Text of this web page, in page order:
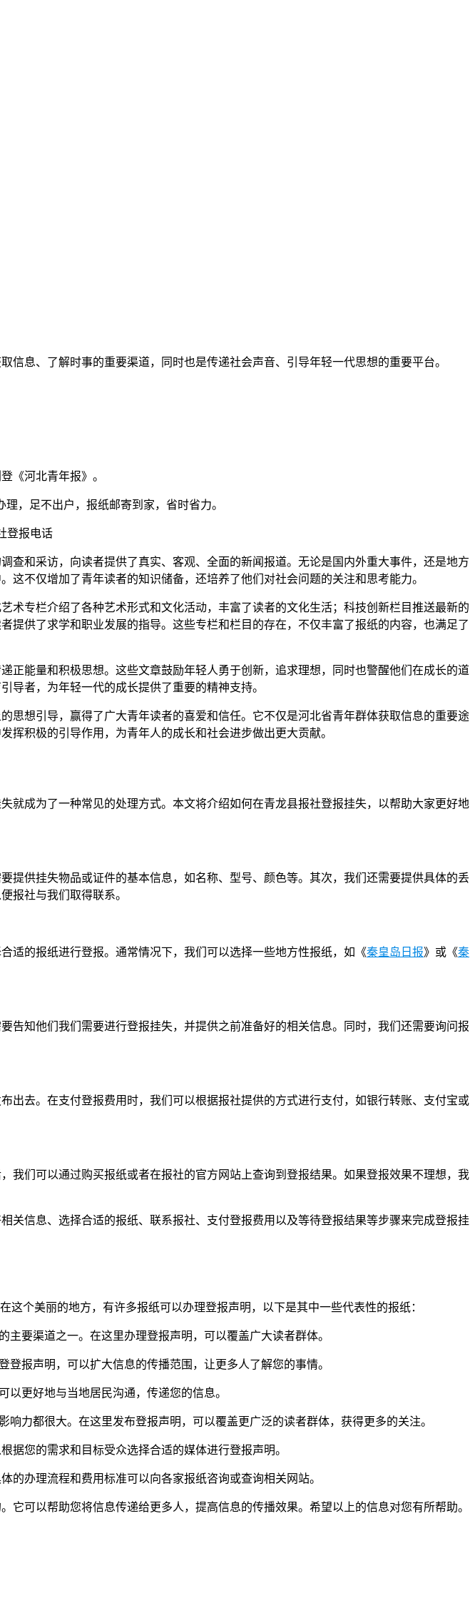
息、了解时事的重要渠道，同时也是传递社会声音、引导年轻一代思想的重要平台。
《河北青年报》。
，足不出户，报纸邮寄到家，省时省力。
和采访，向读者提供了真实、客观、全面的新闻报道。无论是国内外重大事件，还是地方
不仅增加了青年读者的知识储备，还培养了他们对社会问题的关注和思考能力。
术专栏介绍了各种艺术形式和文化活动，丰富了读者的文化生活；科技创新栏目推送最新的
供了求学和职业发展的指导。这些专栏和栏目的存在，不仅丰富了报纸的内容，也满足了
能量和积极思想。这些文章鼓励年轻人勇于创新，追求理想，同时也警醒他们在成长的道
导者，为年轻一代的成长提供了重要的精神支持。
思想引导，赢得了广大青年读者的喜爱和信任。它不仅是河北省青年群体获取信息的重要途
积极的引导作用，为青年人的成长和社会进步做出更大贡献。
成为了一种常见的处理方式。本文将介绍如何在青龙县报社登报挂失，以帮助大家更好地
供挂失物品或证件的基本信息，如名称、型号、颜色等。其次，我们还需要提供具体的丢
报社与我们取得联系。
适的报纸进行登报。通常情况下，我们可以选择一些地方性报纸，如《秦皇岛日报》或《秦
知他们我们需要进行登报挂失，并提供之前准备好的相关信息。同时，我们还需要询问报
去。在支付登报费用时，我们可以根据报社提供的方式进行支付，如银行转账、支付宝或
们可以通过购买报纸或者在报社的官方网站上查询到登报结果。如果登报效果不理想，我
关信息、选择合适的报纸、联系报社、支付登报费用以及等待登报结果等步骤来完成登报挂
个美丽的地方，有许多报纸可以办理登报声明，以下是其中一些代表性的报纸：
要渠道之一。在这里办理登报声明，可以覆盖广大读者群体。
报声明，可以扩大信息的传播范围，让更多人了解您的事情。
更好地与当地居民沟通，传递您的信息。
力都很大。在这里发布登报声明，可以覆盖更广泛的读者群体，获得更多的关注。
据您的需求和目标受众选择合适的媒体进行登报声明。
的办理流程和费用标准可以向各家报纸咨询或查询相关网站。
可以帮助您将信息传递给更多人，提高信息的传播效果。希望以上的信息对您有所帮助。